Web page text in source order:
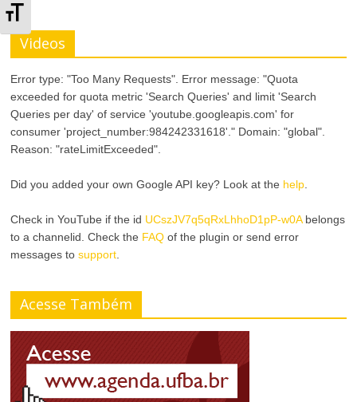
t
e
r
n
a
r
A
t
o
A
e
r
r
m
n
Videos
Error type: "Too Many Requests". Error message: "Quota
exceeded for quota metric 'Search Queries' and limit 'Search
Queries per day' of service 'youtube.googleapis.com' for
consumer 'project_number:984242331618'." Domain: "global".
Reason: "rateLimitExceeded".
Did you added your own Google API key? Look at the help
Check in YouTube if the id UCszJV7q5qRxLhhoD1pP-w0Abelongs
to a channelid. Check the FAQ of the plugin or send error
messages tosupport
Acesse Também